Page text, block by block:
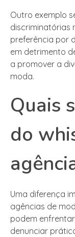
Outro exemplo
discriminatórias
preferência por
em detrimento
a promover a
moda.
Quais
do
Uma diferença
agências de
podem
denunciar